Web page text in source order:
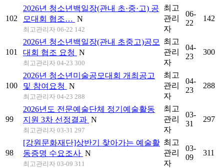
102
2026년 청소년백일장(관내 초·중·고) 공
모대회 협조… N
최고관리자 06-22 142
최고
관리
자
06-
22
142
101
2026년 청소년백일장(관내 초중고)공모
대회 협조 요청 N
최고관리자 04-23 300
최고
관리
자
04-
23
300
100
2026년 청소년미술공모대회 개최공고
및 참여요청 N
최고관리자 04-23 288
최고
관리
자
04-
23
288
99
2026년도 전문예술단체 정기예술활동
지원 3차 선정결과 N
최고관리자 03-31 297
최고
관리
자
03-
31
297
98
[강원문화재단]상반기 찾아가는 예술활
동증명 수요조사 N
최고관리자 03-09 311
최고
관리
자
03-
09
311